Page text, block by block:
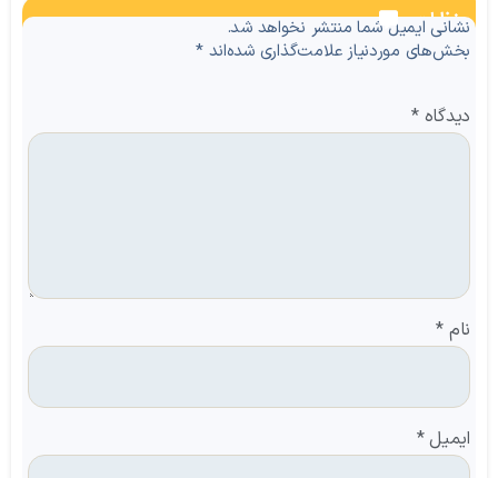
نظرات
نشانی ایمیل شما منتشر نخواهد شد.
بخش‌های موردنیاز علامت‌گذاری شده‌اند*
دیدگاه*
نام *
ایمیل*